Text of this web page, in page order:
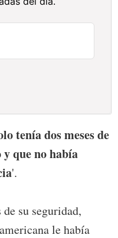
tenía dos meses de
que no había
'.
su seguridad,
le había